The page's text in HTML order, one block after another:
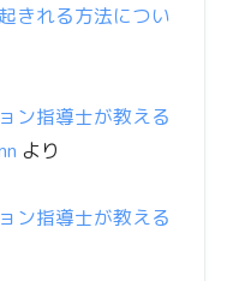
きれる方法につい
ン指導士が教える
より
ン指導士が教える